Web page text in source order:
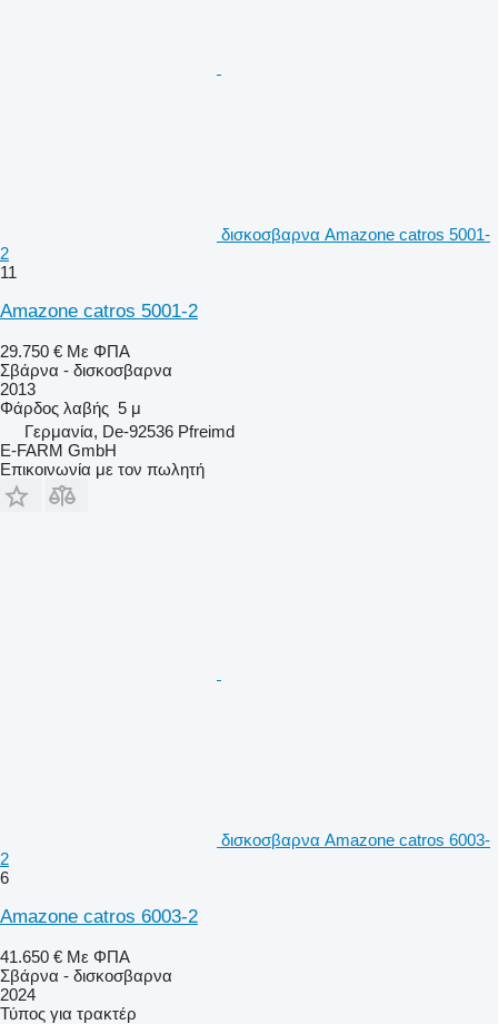
δισκοσβαρνα Amazone catros 5001-
2
11
Amazone catros 5001-2
29.750 € Με ΦΠΑ
Σβάρνα - δισκοσβαρνα
2013
Φάρδος λαβής 5 μ
Γερμανία, De-92536 Pfreimd
E-FARM GmbH
Επικοινωνία με τον πωλητή
δισκοσβαρνα Amazone catros 6003-
2
6
Amazone catros 6003-2
41.650 € Με ΦΠΑ
Σβάρνα - δισκοσβαρνα
2024
Τύπος για τρακτέρ